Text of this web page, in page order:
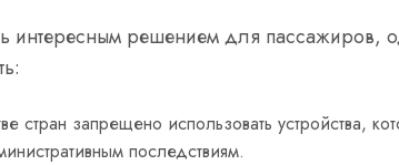
решением для пассажиров,
стран запрещено использовать устройства,
последствиям.